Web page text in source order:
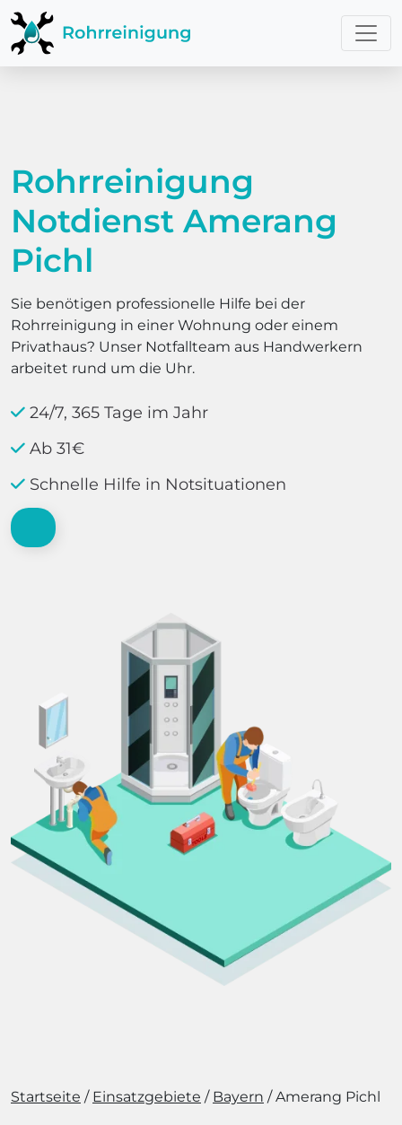
Rohrreinigung
Notdienst Amerang
Pichl
Sie benötigen professionelle Hilfe bei der
Rohrreinigung in einer Wohnung oder einem
Privathaus? Unser Notfallteam aus Handwerkern
arbeitet rund um die Uhr.
24/7, 365 Tage im Jahr
Ab 31€
Schnelle Hilfe in Notsituationen
Startseite Einsatzgebiete Bayern Amerang Pichl